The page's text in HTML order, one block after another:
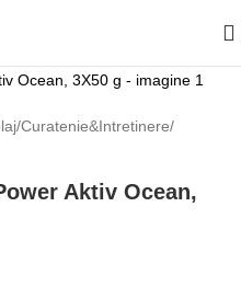
/Curatenie&Intretinere/
Aktiv Ocean,